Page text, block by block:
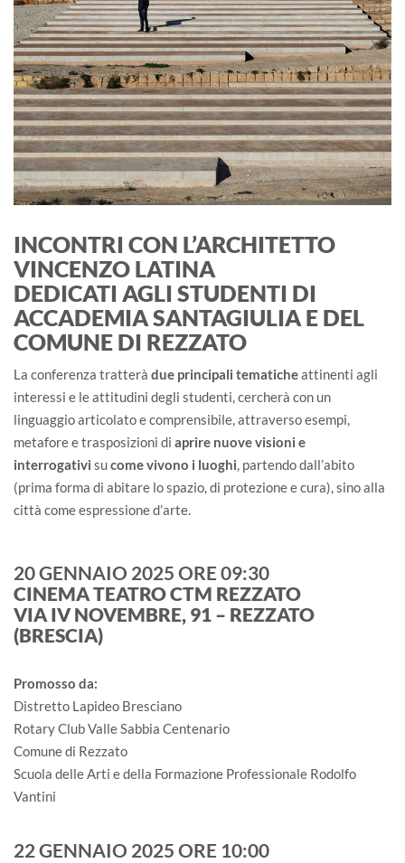
INCONTRI CON L’ARCHITETTO
VINCENZO LATINA
DEDICATI AGLI STUDENTI DI
ACCADEMIA SANTAGIULIA E DEL
COMUNE DI REZZATO
La conferenza tratterà due principali tematicheattinenti agli
interessi e le attitudini degli studenti, cercherà con un
linguaggio articolato e comprensibile, attraverso esempi,
metafore e trasposizioni di aprire nuove visioni e
interrogativi sucome vivono i luoghi , partendo dall’abito
(prima forma di abitare lo spazio, di protezione e cura), sino alla
città come espressione d’arte.
20 GENNAIO 2025 ORE 09:30
CINEMA TEATRO CTM REZZATO
VIA IV NOVEMBRE, 91 – REZZATO
(BRESCIA)
Promosso da:
Distretto Lapideo Bresciano
Rotary Club Valle Sabbia Centenario
Comune di Rezzato
Scuola delle Arti e della Formazione Professionale Rodolfo
Vantini
22 GENNAIO 2025 ORE 10:00